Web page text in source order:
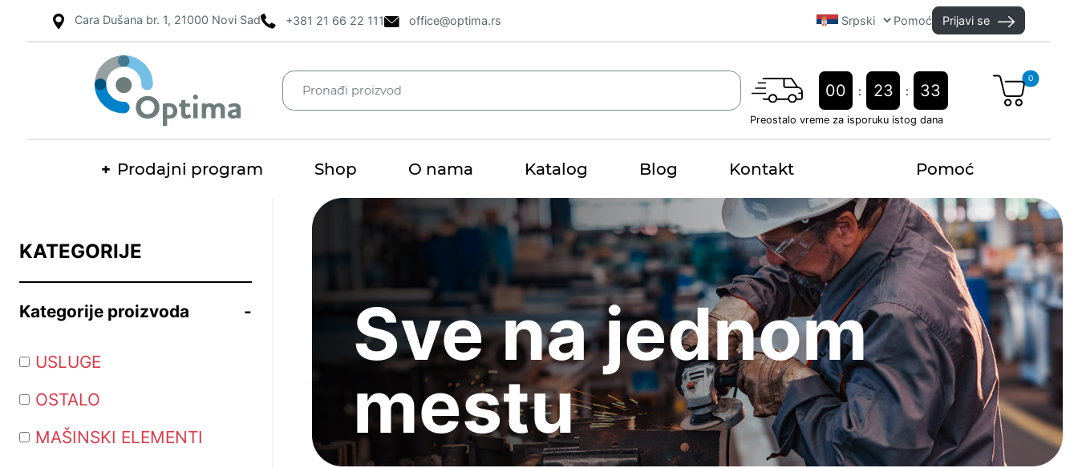
Cara Dušana br. 1, 21000 Novi Sad +381 21 66 22 111 office@optima.rs Pomoć Prijavi se
Pretraži
00 : 23 : 32
Preostalo vreme za isporuku istog dana
0
Prodajni program Shop O nama Katalog Blog Kontakt Pomoć
Sve na jednom
mestu
KATEGORIJE
Kategorije proizvoda
USLUGE
OSTALO
MAŠINSKI ELEMENTI